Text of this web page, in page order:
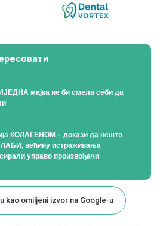
мајка не би смела себи да
КОЛАГЕНОМ – докази да нешто
већину истраживања
управо произвођачи
kao omiljeni izvor na Google-u